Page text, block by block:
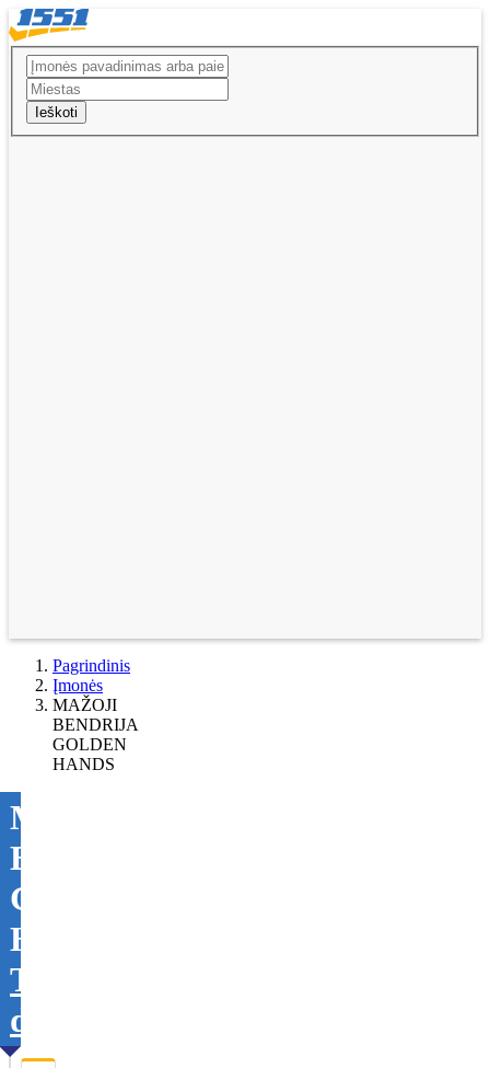
Ieškoti
Pagrindinis
Įmonės
MAŽOJI
BENDRIJA
GOLDEN
HANDS
MAŽOJI
BENDRIJA
GOLDEN
HANDS
Tikslinti
duomenis